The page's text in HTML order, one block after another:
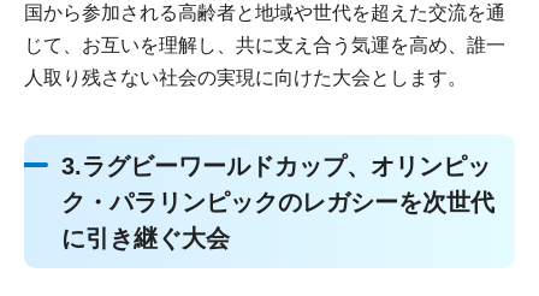
国から参加される高齢者と地域や世代を超えた交流を通
じて、お互いを理解し、共に支え合う気運を高め、誰一
人取り残さない社会の実現に向けた大会とします。
3.ラグビーワールドカップ、オリンピッ
ク・パラリンピックのレガシーを次世代
に引き継ぐ大会